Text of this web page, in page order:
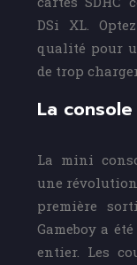
DSi XL.
qualité pour
de trop
La
La mini
une révolution
première
Gameboy a
entier. Les